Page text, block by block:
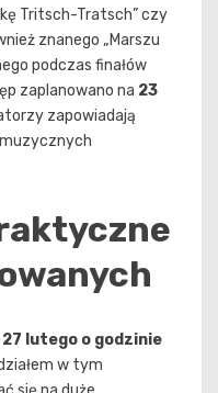
Tritsch-Tratsch” czy
znanego „Marszu
podczas finałów
zaplanowano na 23
zapowiadają
27 lutego o godzinie
w tym